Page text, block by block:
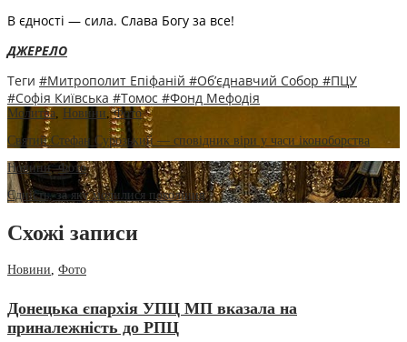
В єдності — сила. Слава Богу за все!
ДЖЕРЕЛО
Теги #Митрополит Епіфаній #Об’єднавчий Собор #ПЦУ
#Софія Київська #Томос #Фонд Мефодія
Молитва Новини ,Фото
Святий Стефан Сурозький — сповідник віри у часи іконоборства
Новини,Фото
Єдність, за яку молилися покоління
Схожі записи
Новини, Фото
Донецька єпархія УПЦ МП вказала на
приналежність до РПЦ